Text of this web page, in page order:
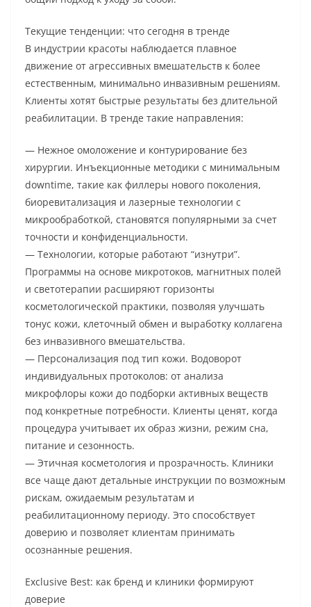
Текущие тенденции: что сегодня в тренде
В индустрии красоты наблюдается плавное
движение от агрессивных вмешательств к более
естественным, минимально инвазивным решениям.
Клиенты хотят быстрые результаты без длительной
реабилитации. В тренде такие направления:
— Нежное омоложение и контурирование без
хирургии. Инъекционные методики с минимальным
downtime, такие как филлеры нового поколения,
биоревитализация и лазерные технологии с
микрообработкой, становятся популярными за счет
точности и конфиденциальности.
— Технологии, которые работают “изнутри”.
Программы на основе микротоков, магнитных полей
и светотерапии расширяют горизонты
косметологической практики, позволяя улучшать
тонус кожи, клеточный обмен и выработку коллагена
без инвазивного вмешательства.
— Персонализация под тип кожи. Водоворот
индивидуальных протоколов: от анализа
микрофлоры кожи до подборки активных веществ
под конкретные потребности. Клиенты ценят, когда
процедура учитывает их образ жизни, режим сна,
питание и сезонность.
— Этичная косметология и прозрачность. Клиники
все чаще дают детальные инструкции по возможным
рискам, ожидаемым результатам и
реабилитационному периоду. Это способствует
доверию и позволяет клиентам принимать
осознанные решения.
Exclusive Best: как бренд и клиники формируют
доверие